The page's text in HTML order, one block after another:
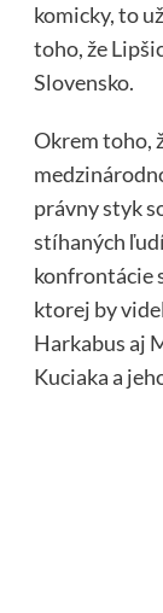
komicky, to
toho, že
Slovensko.
Okrem toho,
právny styk
stíhaných
konfrontácie
ktorej by
Harkabus aj
Kuciaka a